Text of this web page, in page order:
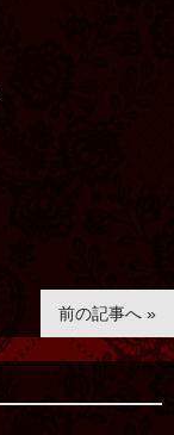
前の記事へ »